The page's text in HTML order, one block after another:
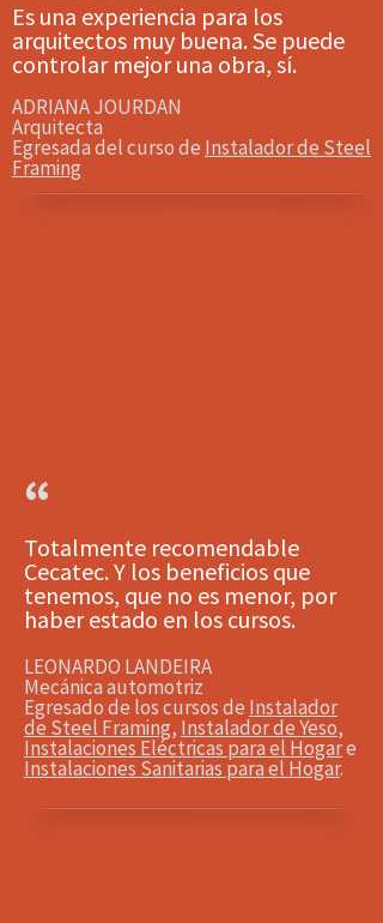
Es una experiencia para los
arquitectos muy buena. Se puede
controlar mejor una obra, sí.
ADRIANA JOURDAN
Arquitecta
Egresada del curso de Instalador de Steel
Framing
“
Totalmente recomendable
Cecatec. Y los beneficios que
tenemos, que no es menor, por
haber estado en los cursos.
LEONARDO LANDEIRA
Mecánica automotriz
Egresado de los cursos de Instalador
de Steel Framing, Instalador de Yeso,
Instalaciones Eléctricas para el Hogare
Instalaciones Sanitarias para el Hogar.